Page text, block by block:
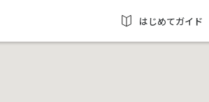
はじめてガイド